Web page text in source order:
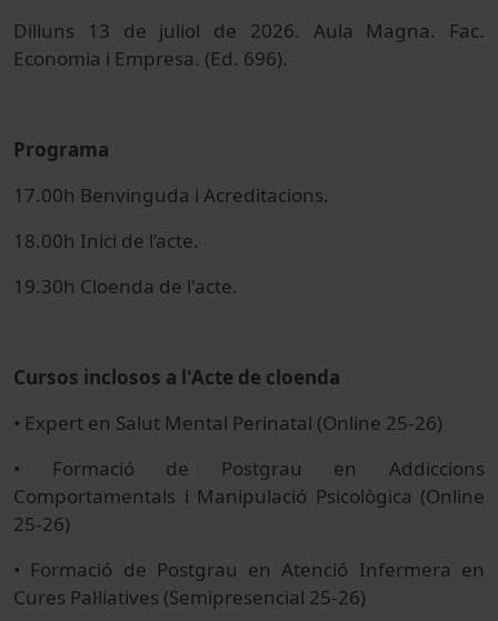
Dilluns 13 de juliol de 2026. Aula Magna. Fac.
Economia i Empresa. (Ed. 696).
Programa
17.00h Benvinguda i Acreditacions.
18.00h Inici de l’acte.
19.30h Cloenda de l'acte.
Cursos inclosos a l'Acte de cloenda
• Expert en Salut Mental Perinatal (Online 25-26)
• Formació de Postgrau en Addiccions
Comportamentals i Manipulació Psicològica (Online
25-26)
• Formació de Postgrau en Atenció Infermera en
Cures Pal·liatives (Semipresencial 25-26)